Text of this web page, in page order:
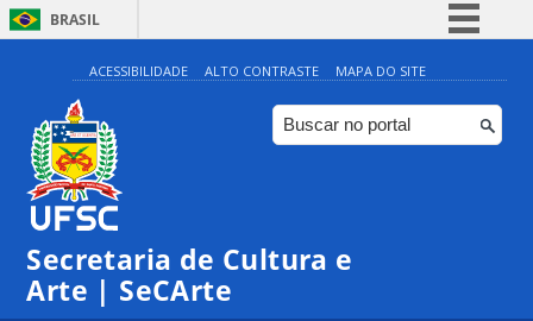
BRASIL
Simplifique!
Comunica BR
Participe
ACESSIBILIDADE ALTO CONTRASTE MAPA DO SITE
Secretaria de Cultura e
Arte | SeCArte
0:00
1:00